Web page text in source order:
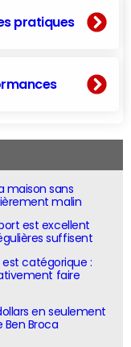
pratiques
maison sans
malin
est excellent
suffisent
est catégorique :
faire
en seulement
Ben Broca